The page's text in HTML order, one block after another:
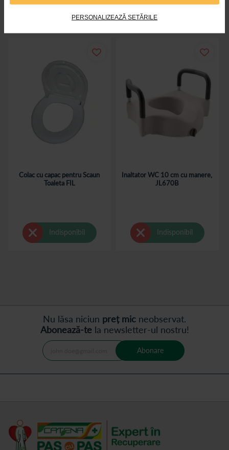
PERSONALIZEAZĂ SETĂRILE
Indisponibil Indisponibil
Colac cu capac pentru Scaun
Toaleta FIL
Indisponibil
Inaltator WC 10 cm cu manere,
JL670B
Indisponibil
Nu lăsa niciun preț mic neobservat.
Abonează-tela newsletter-ul nostru!
Abonare